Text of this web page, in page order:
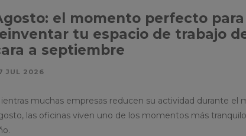
el momento perfecto para
tu espacio de trabajo
a septiembre
JUL 2026
muchas empresas reducen su actividad durante el
las oficinas viven uno de los momentos más